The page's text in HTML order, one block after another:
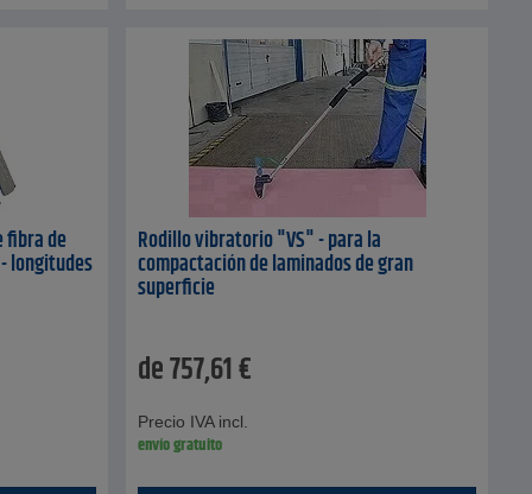
fibra de
longitudes
Rodillo vibratorio "VS" - para la
compactación de laminados de gran
superficie
de757,61€
Precio IVA incl.
envío gratuito